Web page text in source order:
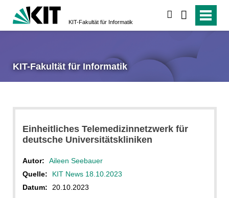
KIT-Fakultät für Informatik
KIT-Fakultät für Informatik
Einheitliches Telemedizinnetzwerk für
deutsche Universitätskliniken
Autor:
Aileen Seebauer
Quelle:
KIT News 18.10.2023
Datum:
20.10.2023